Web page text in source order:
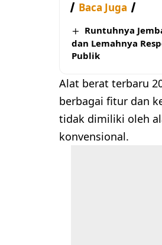
Baca Juga
Runtuhnya
dan Lemahnya
Publik
Alat berat terbaru
berbagai fitur dan
tidak dimiliki oleh
konvensional.